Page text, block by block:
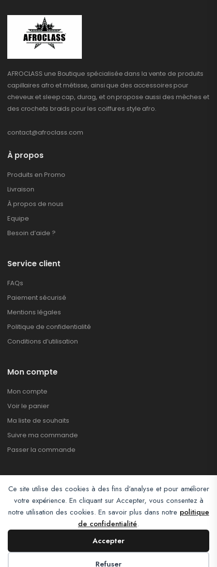
Ce site utilise des cookies à des fins d’analyse et pour améliorer
votre expérience. En cliquant sur Accepter, vous consentez à
notre utilisation des cookies. En savoir plus dans notre politique
de confidentialité.
Accepter
Refuser
AFROCLASS une Boutique spécialisée dans la vente de produits
capillaires afro et métisse, ainsi que des accessoires pour
cheveux et sleep cap, durag, et on propose aussi des mèches et
des crochets braids pour les coiffures style afro.
contact@afroclass.com
À propos
Produits en Promo
Livraison
À propos de nous
Equipe
Besoin d’aide ?
Service client
FAQs
Paiement sécurisé
Mentions légales
Politique de confidentialité
Conditions d’utilisation
Mon compte
Mon compte
Voir le panier
Ma liste de souhaits
Suivre ma commande
Passer la commande
Afroclass eCommerce © 2026. All Rights Reserved